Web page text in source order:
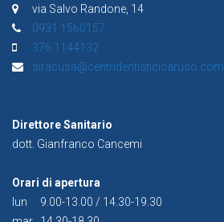
via Salvo Randone, 14
0931 1560157
376 1144132
siracusa@centridentisticicaruso.com
Direttore Sanitario
dott. Gianfranco Cancemi
Orari di apertura
lun
9.00-13.00 / 14.30-19.30